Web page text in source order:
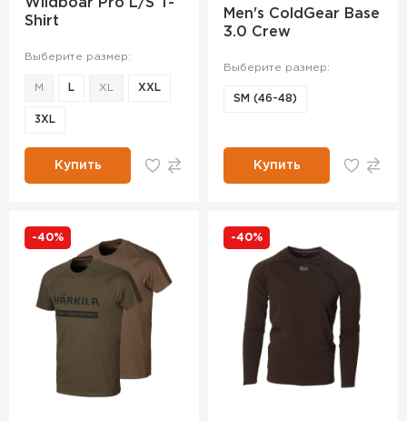
Wildboar Pro L/S T-
Shirt
Выберите размер:
M L XL XXL
3XL
Купить
Men's ColdGear Base
3.0 Crew
Выберите размер:
SM (46-48)
Купить
-40% -40%